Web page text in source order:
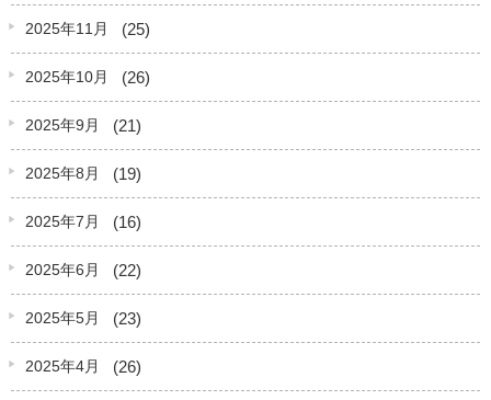
2025年11月 (25)
2025年10月 (26)
2025年9月 (21)
2025年8月 (19)
2025年7月 (16)
2025年6月 (22)
2025年5月 (23)
2025年4月 (26)